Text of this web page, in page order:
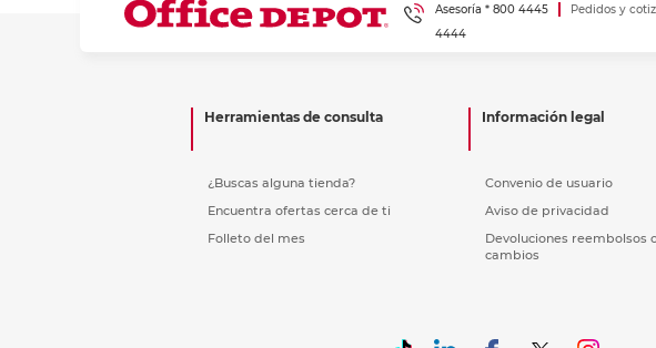
Asesoría * 800 4445 Pedidos y
4444
Herramientas de consulta
¿Buscas alguna tienda?
Encuentra ofertas cerca de ti
Folleto del mes
Información legal
Convenio de usuario
Aviso de privacidad
Devoluciones reembolsos
cambios